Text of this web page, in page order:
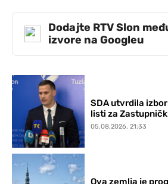
Dodajte RTV Slon
izvore na Googleu
SDA utvrdila
listi za
05.08.2026. 21:33
Ova zemlja je